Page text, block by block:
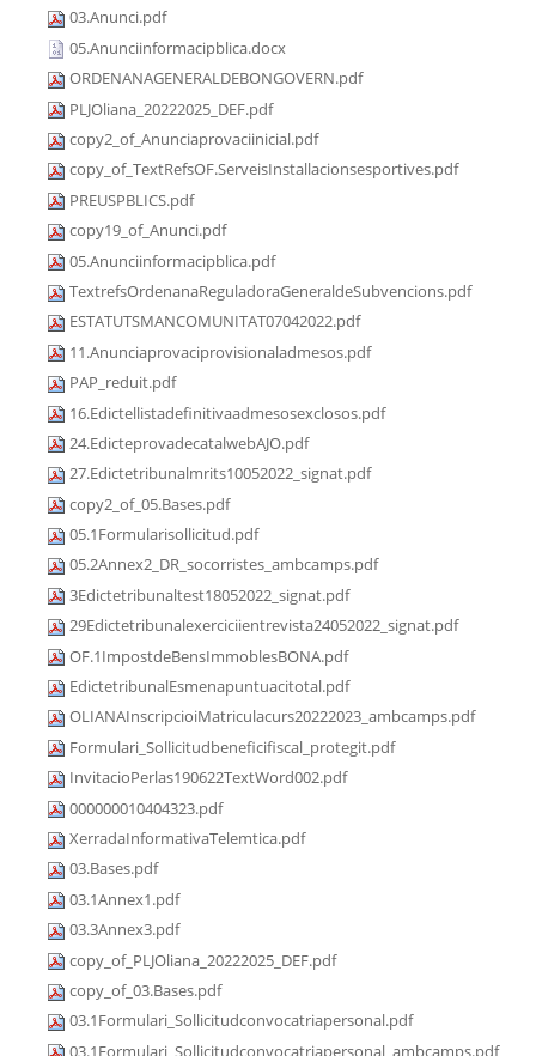
03.Anunci.pdf
05.Anunciinformacipblica.docx
ORDENANAGENERALDEBONGOVERN.pdf
PLJOliana_20222025_DEF.pdf
copy2_of_Anunciaprovaciinicial.pdf
copy_of_TextRefsOF.ServeisInstallacionsesportives.pdf
PREUSPBLICS.pdf
copy19_of_Anunci.pdf
05.Anunciinformacipblica.pdf
TextrefsOrdenanaReguladoraGeneraldeSubvencions.pdf
ESTATUTSMANCOMUNITAT07042022.pdf
11.Anunciaprovaciprovisionaladmesos.pdf
PAP_reduit.pdf
16.Edictellistadefinitivaadmesosexclosos.pdf
24.EdicteprovadecatalwebAJO.pdf
27.Edictetribunalmrits10052022_signat.pdf
copy2_of_05.Bases.pdf
05.1Formularisollicitud.pdf
05.2Annex2_DR_socorristes_ambcamps.pdf
3Edictetribunaltest18052022_signat.pdf
29Edictetribunalexerciciientrevista24052022_signat.pdf
OF.1ImpostdeBensImmoblesBONA.pdf
EdictetribunalEsmenapuntuacitotal.pdf
OLIANAInscripcioiMatriculacurs20222023_ambcamps.pdf
Formulari_Sollicitudbeneficifiscal_protegit.pdf
InvitacioPerlas190622TextWord002.pdf
000000010404323.pdf
XerradaInformativaTelemtica.pdf
03.Bases.pdf
03.1Annex1.pdf
03.3Annex3.pdf
copy_of_PLJOliana_20222025_DEF.pdf
copy_of_03.Bases.pdf
03.1Formulari_Sollicitudconvocatriapersonal.pdf
03.1Formulari_Sollicitudconvocatriapersonal_ambcamps.pdf